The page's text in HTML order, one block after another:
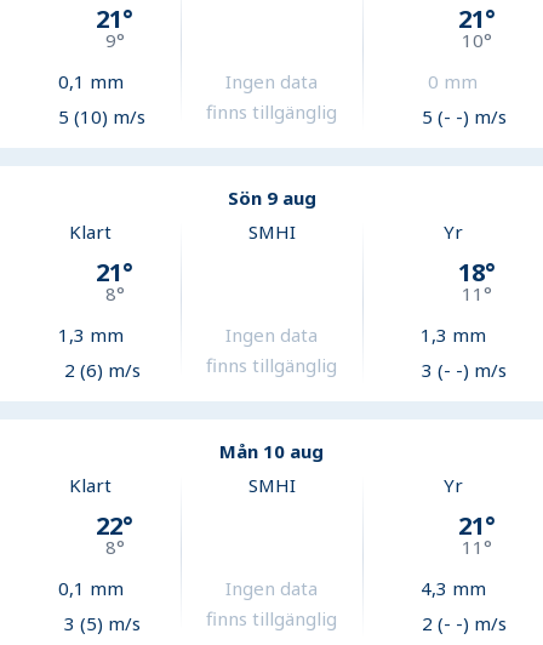
21°
9°
0,1 mm
5 (10) m/s
Ingen data
finns tillgänglig
21°
10°
0 mm
5 (- -) m/s
Sön 9 aug
Klart
21°
8°
1,3 mm
2 (6) m/s
SMHI
Ingen data
finns tillgänglig
Yr
18°
11°
1,3 mm
3 (- -) m/s
Mån 10 aug
Klart
22°
8°
0,1 mm
3 (5) m/s
SMHI
Ingen data
finns tillgänglig
Yr
21°
11°
4,3 mm
2 (- -) m/s